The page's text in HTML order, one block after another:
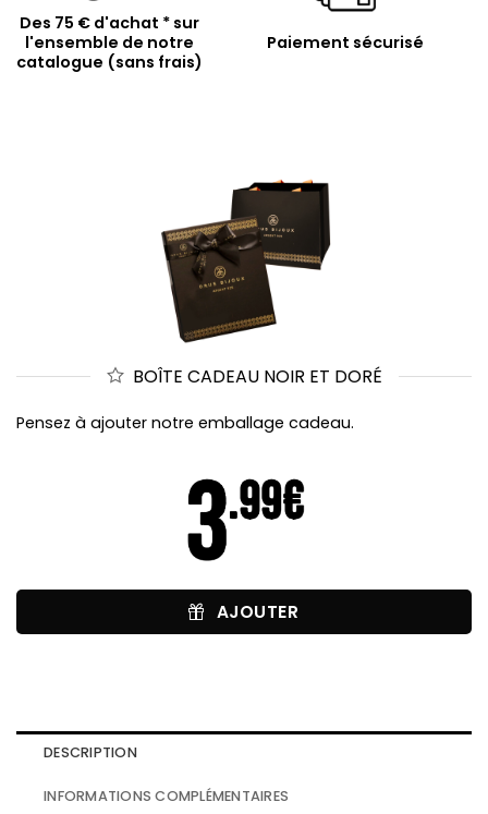
Des 75 € d'achat * sur
l'ensemble de notre
catalogue (sans frais)
Paiement sécurisé
BOÎTE CADEAU NOIR ET DORÉ
Pensez à ajouter notre emballage cadeau.
AJOUTER
DESCRIPTION
INFORMATIONS COMPLÉMENTAIRES